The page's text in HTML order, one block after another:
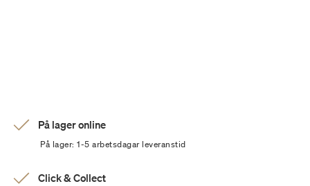
På lager online
På lager: 1-5 arbetsdagar leveranstid
Click & Collect